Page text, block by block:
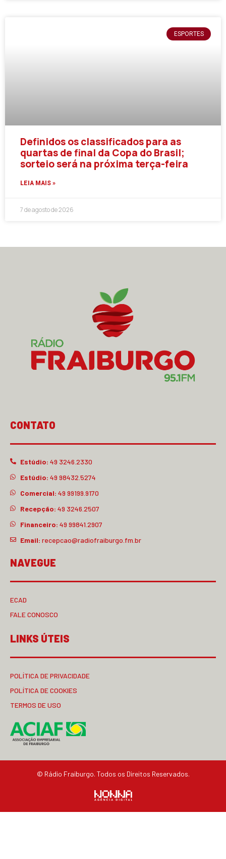
ESPORTES
Definidos os classificados para as
quartas de final da Copa do Brasil;
sorteio será na próxima terça-feira
LEIA MAIS »
7 de agosto de 2026
CONTATO
Estúdio: 49 3246.2330
Estúdio: 49 98432.5274
Comercial: 49 99199.9170
Recepção: 49 3246.2507
Financeiro: 49 99841.2907
Email: recepcao@radiofraiburgo.fm.br
NAVEGUE
ECAD
FALE CONOSCO
LINKS ÚTEIS
POLÍTICA DE PRIVACIDADE
POLÍTICA DE COOKIES
TERMOS DE USO
© Rádio Fraiburgo. Todos os Direitos Reservados.